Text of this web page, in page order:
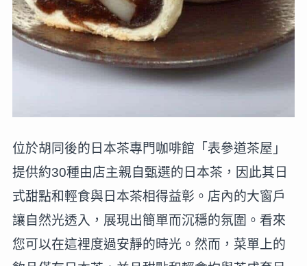
位於胡同後的日本茶專門咖啡館「表參道茶屋」
提供約30種由店主親自甄選的日本茶，因此其日
式甜點和輕食與日本茶相得益彰。店內的大窗戶
讓自然光透入，展現出簡單而沉穩的氛圍。看來
您可以在這裡度過安靜的時光。然而，菜單上的